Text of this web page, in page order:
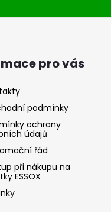
pro vás
podmínky
ochrany
údajů
řád
při nákupu na
ESSOX